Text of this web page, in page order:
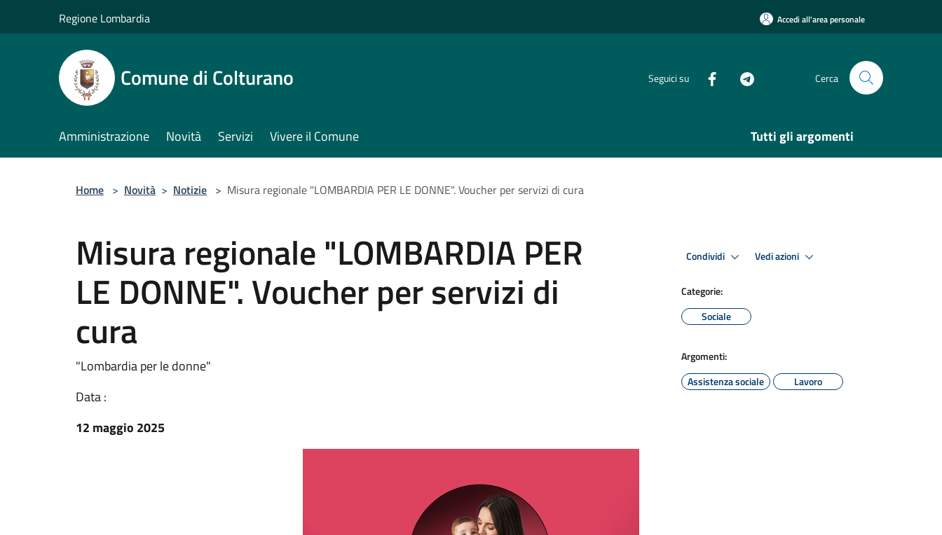
Regione Lombardia Accedi all'area personale
Comune di Colturano Seguici su Cerca
Amministrazione Novità Servizi Vivere il Comune Tutti gli argomenti
Home > Novità > Notizie > Misura regionale "LOMBARDIA PER LE DONNE". Voucher per servizi di cura
Misura regionale "LOMBARDIA PER
LE DONNE". Voucher per servizi di
cura
"Lombardia per le donne"
Data :
12 maggio 2025
Condividi Vedi azioni
Categorie:
Sociale
Argomenti:
Assistenza sociale
Lavoro